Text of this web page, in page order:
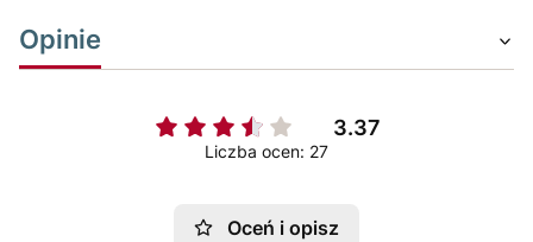
Opinie
3.37
Liczba ocen: 27
Oceń i opisz